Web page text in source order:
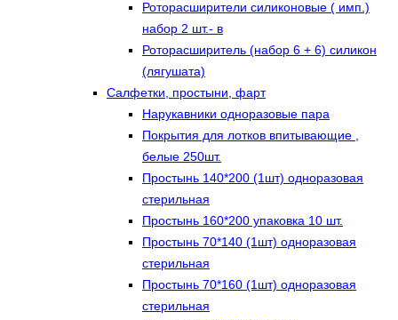
Роторасширители силиконовые ( имп.)
набор 2 шт.- в
Роторасширитель (набор 6 + 6) силикон
(лягушата)
Салфетки, простыни, фарт
Нарукавники одноразовые пара
Покрытия для лотков впитывающие ,
белые 250шт.
Простынь 140*200 (1шт) одноразовая
стерильная
Простынь 160*200 упаковка 10 шт.
Простынь 70*140 (1шт) одноразовая
стерильная
Простынь 70*160 (1шт) одноразовая
стерильная